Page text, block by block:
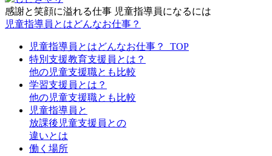
感謝と笑顔に溢れる仕事 児童指導員になるには
児童指導員とはどんなお仕事？
児童指導員とはどんなお仕事？_TOP
特別支援教育支援員とは？
他の児童支援職とも比較
学習支援員とは？
他の児童支援職とも比較
児童指導員と
放課後児童支援員との
違いとは
働く場所